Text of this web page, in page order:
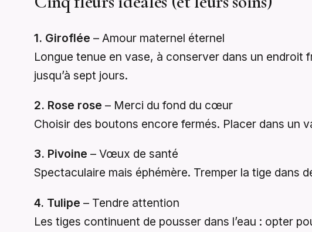
1. Giroflée – Amour maternel éternel
Longue tenue en vase, à conserver dans un endroit
jusqu’à sept jours.
2. Rose rose – Merci du fond du cœur
Choisir des boutons encore fermés. Placer dans un
3. Pivoine – Vœux de santé
Spectaculaire mais éphémère. Tremper la tige dans
4. Tulipe – Tendre attention
Les tiges continuent de pousser dans l’eau : opter